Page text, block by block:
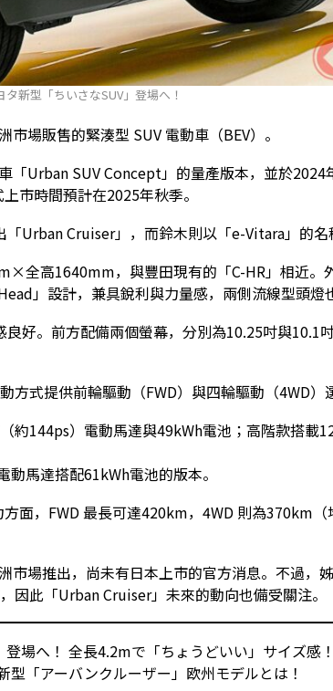
タ新型「ちいさなSUV」登場へ！
場販售的緊湊型 SUV 電動車（BEV）。
「Urban SUV Concept」的量產版本，並於2024
市時間預計在2025年秋季。
Urban Cruiser」，而鈴木則以「e-Vitara」的名
全高1640mm，與豐田現有的「C-HR」相近。
」設計，兼具銳利與力量感，兩側流線型頭燈
好。前方配備兩個螢幕，分別為10.25吋與10.1
式提供前輪驅動（FWD）與四輪驅動（4WD）
約144ps）電動馬達與49kWh電池；高階款搭載
馬達搭配61kWh電池的版本。
面，FWD 最長可達420km，4WD 則為370km（
市場推出，尚未有日本上市的官方消息。不過，
因此「Urban Cruiser」未來的動向也備受關注。
登場へ！ 全長4.2mで「ちょうどいい」サイズ感
「アーバンクルーザー」欧州モデルとは！